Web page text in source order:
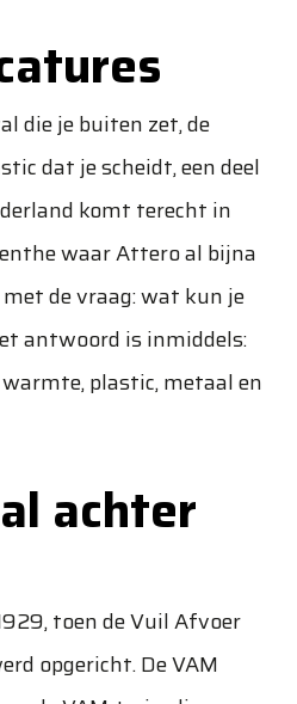
die je buiten zet, de
dat je scheidt, een deel
komt terecht in
waar Attero al bijna
de vraag: wat kun je
antwoord is inmiddels:
plastic, metaal en
achter
toen de Vuil Afvoer
opgericht. De VAM